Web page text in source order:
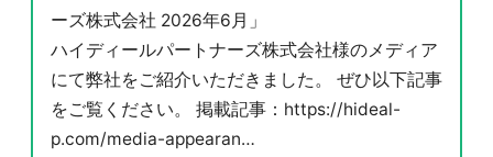
ーズ株式会社 2026年6月」
ハイディールパートナーズ株式会社様のメディア
にて弊社をご紹介いただきました。 ぜひ以下記事
をご覧ください。 掲載記事：https://hideal-
p.com/media-appearan…